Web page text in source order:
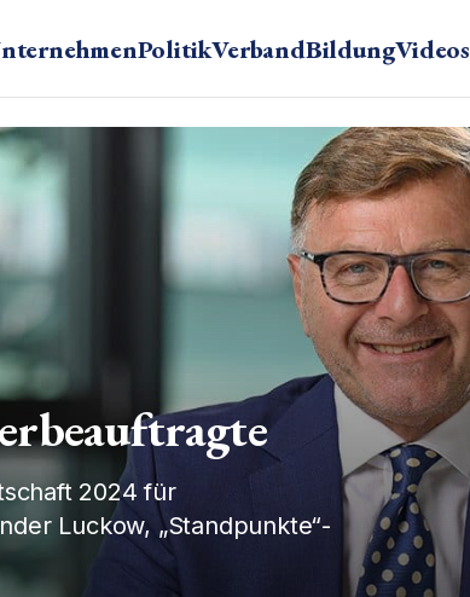
PolitikVerbandBildungVideos
2024 für
Luckow, „Standpunkte“-